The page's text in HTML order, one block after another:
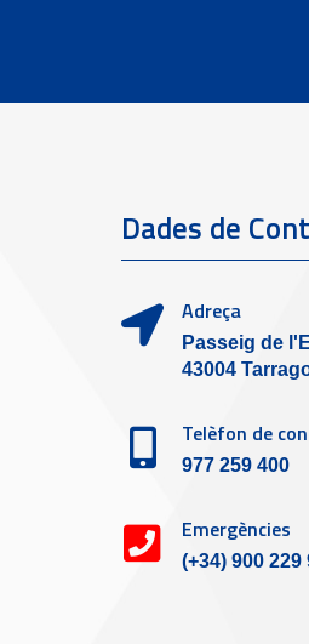
Dades de
Adreça
Passeig de
43004
Telèfon de
977 259 400
Emergències
(+34) 900 229